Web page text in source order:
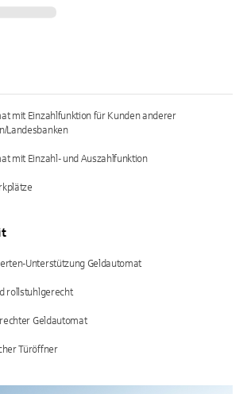
mit Einzahlfunktion für Kunden anderer
Landesbanken
mit Einzahl- und Auszahlfunktion
Unterstützung Geldautomat
rollstuhlgerecht
Geldautomat
Türöffner